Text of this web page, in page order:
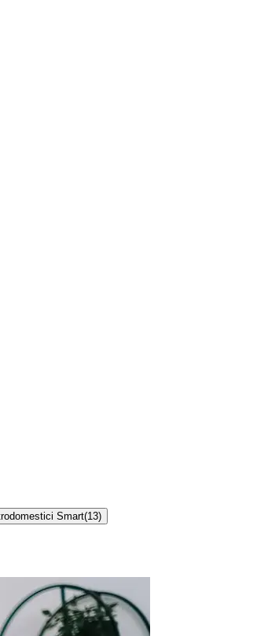
Smart(13)